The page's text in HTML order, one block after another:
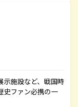
示施設など、戦国時
史ファン必携の一